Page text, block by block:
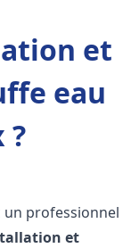
et
eau
?
un professionnel
et